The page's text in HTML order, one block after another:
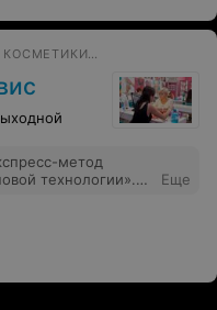
ДИСТРИБУЦИЯ ПРОФЕССИОНАЛЬНОЙ КОСМЕТИКИ, МАГАЗИН, УЧЕБНЫЙ ЦЕНТР
метод
технологии».
сайте о том, что
обучение»,
обучения в данном
Курилович; во-
Еще